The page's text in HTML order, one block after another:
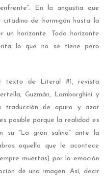
En la angustia que
de hormigón hasta la
un horizonte. Todo horizonte
lo que no se tiene pero
texto de Literal #1, revista
Guzmán, Lamborghini y
traducción de apuro y azar
posible porque la realidad es
su “La gran salina” ante la
aquello que le acontece
muertas) por la emoción
de una imagen. Así, decir